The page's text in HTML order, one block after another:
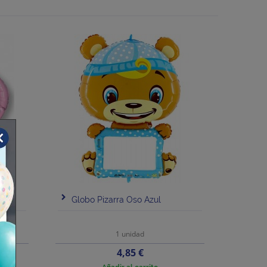
Globo Pizarra Oso Azul
1 unidad
Precio
4,85 €